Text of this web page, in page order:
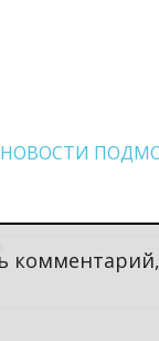
комментарий,